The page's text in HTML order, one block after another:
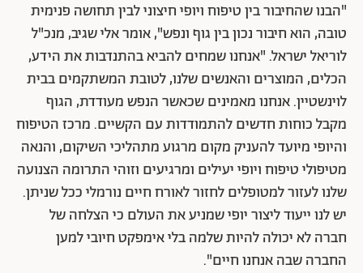
"הבנו שהחיבור בין טיפוח ויופי חיצוני לבין תחושה פנימית
טובה, הוא חיבור נכון בין גוף ונפש", אומר אלי שגיב, מנכ"ל
לוריאל ישראל. "אנחנו שמחים להביא בהתנדבות את הידע,
הכלים, המוצרים והאנשים שלנו, לטובת המשתקמים בבית
לוינשטיין. אנחנו מאמינים שכאשר הנפש מעודדת, הגוף
מקבל כוחות חדשים להתמודדות עם הקשיים. מרכז הטיפוח
והיופי מיועד להעניק מקום מרגוע מתהליכי השיקום, והנאה
מטיפולי טיפוח ויופי יעילים ומרגיעים וזוהי התרומה הצנועה
שלנו לעזור למטופלים לחזור לאורח חיים נורמלי ככל שניתן.
יש לנו ייעוד ליצור יופי שמניע את העולם כי הצלחה של
חברה לא יכולה להיות שלמה בלי אימפקט חיובי למען
החברה שבה אנחנו חיים".